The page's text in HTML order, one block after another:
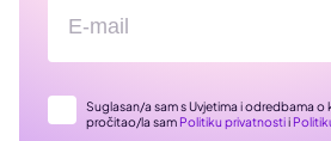
Suglasan/a sam s Uvjetima i odredbama o
pročitao/la sam Politiku privatnostii